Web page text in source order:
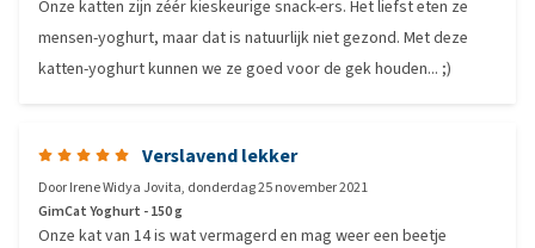
Onze katten zijn zéér kieskeurige snack-ers. Het liefst eten ze
mensen-yoghurt, maar dat is natuurlijk niet gezond. Met deze
katten-yoghurt kunnen we ze goed voor de gek houden... ;)
Verslavend lekker
DoorIrene Widya Jovita, donderdag 25 november 2021
GimCat Yoghurt - 150 g
Onze kat van 14 is wat vermagerd en mag weer een beetje